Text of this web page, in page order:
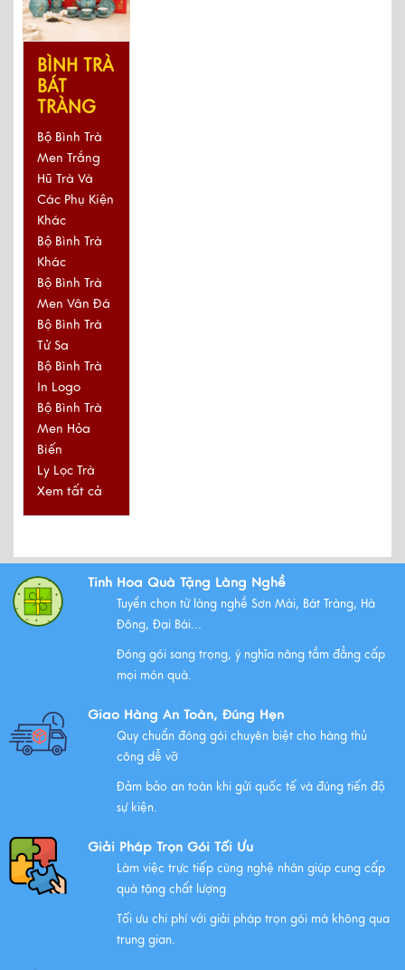
BÌNH TRÀ
BÁT
TRÀNG
Bộ Bình Trà
Men Trắng
Hũ Trà Và
Các Phụ Kiện
Khác
Bộ Bình Trà
Khác
Bộ Bình Trà
Men Vân Đá
Bộ Bình Trà
Tử Sa
Bộ Bình Trà
In Logo
Bộ Bình Trà
Men Hỏa
Biến
Ly Lọc Trà
Xem tất cả
Tinh Hoa Quà Tặng Làng Nghề
Tuyển chọn từ làng nghề Sơn Mài, Bát Tràng, Hà
Đông, Đại Bái...
Đóng gói sang trọng, ý nghĩa nâng tầm đẳng cấp
mọi món quà.
Giao Hàng An Toàn, Đúng Hẹn
Quy chuẩn đóng gói chuyên biệt cho hàng thủ
công dễ vỡ
Đảm bảo an toàn khi gửi quốc tế và đúng tiến độ
sự kiện.
Giải Pháp Trọn Gói Tối Ưu
Làm việc trực tiếp cùng nghệ nhân giúp cung cấp
quà tặng chất lượng
Tối ưu chi phí với giải pháp trọn gói mà không qua
trung gian.